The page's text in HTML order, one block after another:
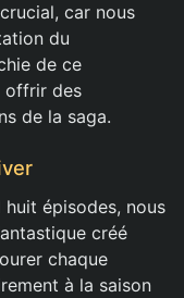
car nous
du
de ce
offrir des
de la saga.
épisodes, nous
créé
chaque
à la saison